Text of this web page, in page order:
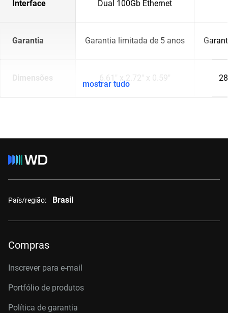
Interface Dual 100Gb Ethernet
Garantia Garantia limitada de 5 anos
Dimensões 6.61" x 2.72" x 0.59"
mostrar tudo
País/região: Brasil
Compras
Inscrever para e-mail
Portfólio de produtos
Política de garantia